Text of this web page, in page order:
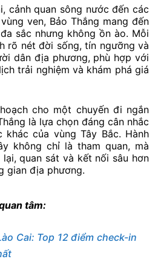
cảnh quan sông nước đến các
ven, Bảo Thắng mang đến
sắc nhưng không ồn ào. Mỗi
rõ nét đời sống, tín ngưỡng và
dân địa phương, phù hợp với
trải nghiệm và khám phá giá
cho một chuyến đi ngắn
là lựa chọn đáng cân nhắc
của vùng Tây Bắc. Hành
không chỉ là tham quan, mà
quan sát và kết nối sâu hơn
gian địa phương.
tâm:
Cai: Top 12 điểm check-in